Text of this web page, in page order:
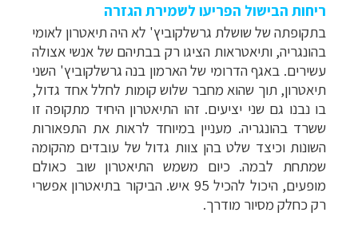
ריחות הבישול הפריעו לשמירת הגזרה
בתקופתה של שושלת גרשלקוביץ' לא היה תיאטרון לאומי
בהונגריה, ותיאטראות הציגו רק בבתיהם של אנשי אצולה
עשירים. באגף הדרומי של הארמון בנה גרשלקוביץ' השני
תיאטרון, תוך שהוא מחבר שלוש קומות לחלל אחד גדול,
בו נבנו גם שני יציעים. זהו התיאטרון היחיד מתקופה זו
ששרד בהונגריה. מעניין במיוחד לראות את התפאורות
השונות וכיצד שלט בהן צוות גדול של עובדים מהקומה
שמתחת לבמה.כיום משמש התיאטרון שוב כאולם
מופעים, היכול להכיל 95 איש.
הביקור בתיאטרון אפשרי
רק כחלק מסיור מודרך.